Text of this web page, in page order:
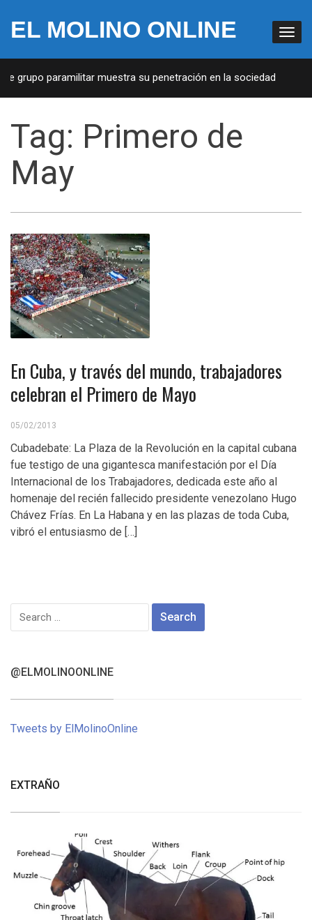
EL MOLINO ONLINE
grupo paramilitar muestra su penetración en la sociedad
Tag: Primero de
May
En Cuba, y través del mundo, trabajadores
celebran el Primero de Mayo
05/02/2013
Cubadebate: La Plaza de la Revolución en la capital cubana
fue testigo de una gigantesca manifestación por el Día
Internacional de los Trabajadores, dedicada este año al
homenaje del recién fallecido presidente venezolano Hugo
Chávez Frías. En La Habana y en las plazas de toda Cuba,
vibró el entusiasmo de […]
Search
for:
@ELMOLINOONLINE
Tweets by ElMolinoOnline
EXTRAÑO